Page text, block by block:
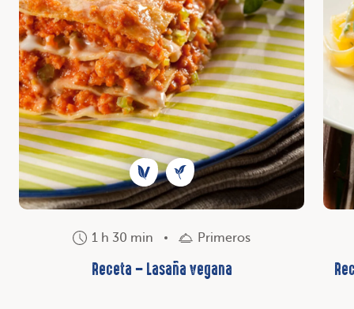
1 h 30 min Primeros
Receta – Lasaña vegana